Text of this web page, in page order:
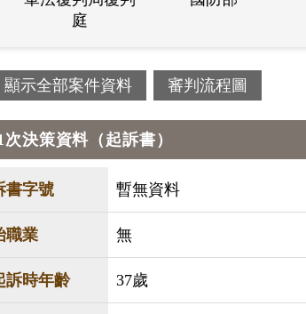
庭
顯示全部案件資料 審判流程圖
次決策資料（起訴書）
書字號 暫無資料
職業 無
訴時年齡 37歲